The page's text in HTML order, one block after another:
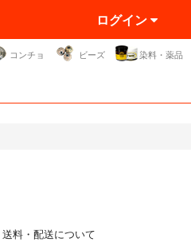
ログイン
コンチョ ビーズ 染料・薬品
送料・配送について